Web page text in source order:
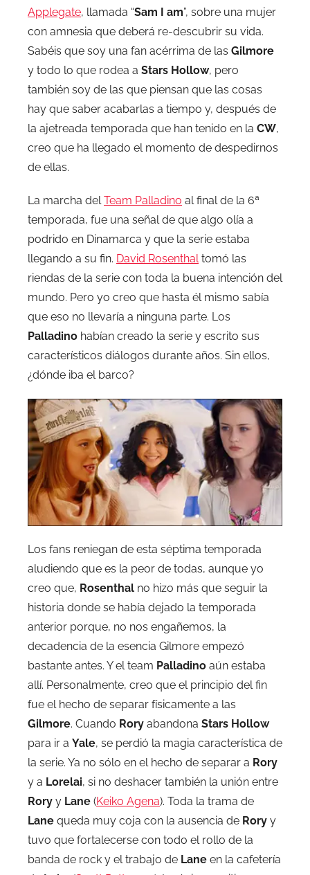
Applegate, llamada “Sam I am”, sobre una mujer
con amnesia que deberá re-descubrir su vida.
Sabéis que soy una fan acérrima de las Gilmore
y todo lo que rodea a Stars Hollow, pero
también soy de las que piensan que las cosas
hay que saber acabarlas a tiempo y, después de
la ajetreada temporada que han tenido en la CW,
creo que ha llegado el momento de despedirnos
de ellas.
La marcha del Team Palladino al final de la 6ª
temporada, fue una señal de que algo olía a
podrido en Dinamarca y que la serie estaba
llegando a su fin. David Rosenthal tomó las
riendas de la serie con toda la buena intención del
mundo. Pero yo creo que hasta él mismo sabía
que eso no llevaría a ninguna parte. Los
Palladino habían creado la serie y escrito sus
característicos diálogos durante años. Sin ellos,
¿dónde iba el barco?
Los fans reniegan de esta séptima temporada
aludiendo que es la peor de todas, aunque yo
creo que, Rosenthal no hizo más que seguir la
historia donde se había dejado la temporada
anterior porque, no nos engañemos, la
decadencia de la esencia Gilmore empezó
bastante antes. Y el team Palladino aún estaba
allí. Personalmente, creo que el principio del fin
fue el hecho de separar físicamente a las
Gilmore. Cuando Rory abandona Stars Hollow
para ir a Yale, se perdió la magia característica de
la serie. Ya no sólo en el hecho de separar a Rory
y a Lorelai, si no deshacer también la unión entre
Rory y Lane (Keiko Agena). Toda la trama de
Lane queda muy coja con la ausencia de Rory y
tuvo que fortalecerse con todo el rollo de la
banda de rock y el trabajo de Lane en la cafetería